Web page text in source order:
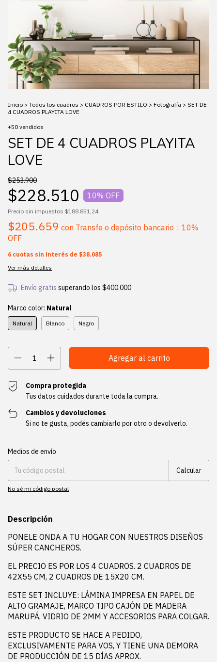
Inicio > Todos los cuadros > CUADROS POR ESTILO > Fotografía > SET DE
4 CUADROS PLAYITA LOVE
+50 vendidos
SET DE 4 CUADROS PLAYITA
LOVE
$253.900
$228.510 10% OFF
Precio sin impuestos $188.851,24
$205.659 con Transfe o depósito bancario :: 10%
OFF
6 cuotas sin interés de $38.085
Ver más detalles
Envío gratis superando los $400.000
Marco color: Natural
Natural Blanco Negro
Compra protegida
Tus datos cuidados durante toda la compra.
Cambios y devoluciones
Si no te gusta, podés cambiarlo por otro o devolverlo.
Entregas para el CP:
Medios de envío
Calcular
No sé mi código postal
Descripción
PONELE ONDA A TU HOGAR CON NUESTROS DISEÑOS
SÚPER CANCHEROS.
EL PRECIO ES POR LOS 4 CUADROS. 2 CUADROS DE
42X55 CM, 2 CUADROS DE 15X20 CM.
ESTE SET INCLUYE: LÁMINA IMPRESA EN PAPEL DE
ALTO GRAMAJE, MARCO TIPO CAJÓN DE MADERA
MARUPÁ, VIDRIO DE 2MM Y ACCESORIOS PARA COLGAR.
ESTE PRODUCTO SE HACE A PEDIDO,
EXCLUSIVAMENTE PARA VOS, Y TIENE UNA DEMORA
DE PRODUCCIÓN DE 15 DÍAS APROX.